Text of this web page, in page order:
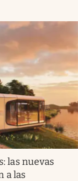
las nuevas
a las